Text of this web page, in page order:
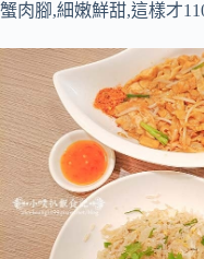
蟹肉腳,細嫩鮮甜,這樣才